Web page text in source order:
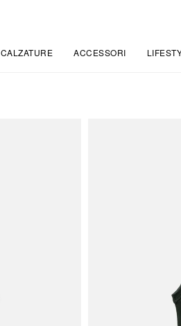
CALZATURE ACCESSORI